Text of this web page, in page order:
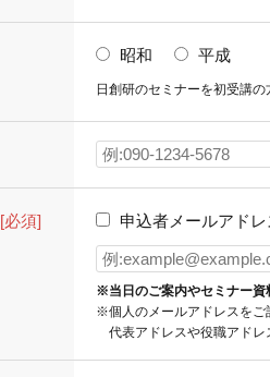
昭和 平成
日創研のセミナーを初受講
[必須] 申込者メールアドレ
※当日のご案内やセミナー資
※個人のメールアドレスをご
代表アドレスや役職アドレ